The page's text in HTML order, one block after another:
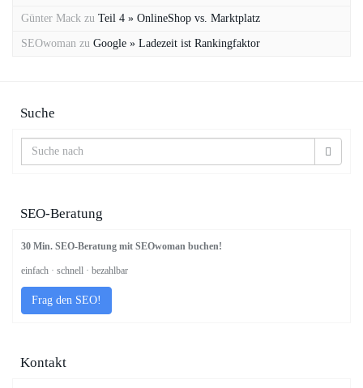
Günter Mack zu Teil 4 » OnlineShop vs. Marktplatz
SEOwoman zu Google » Ladezeit ist Rankingfaktor
Suche
SEO-Beratung
30 Min. SEO-Beratung mit SEOwoman buchen!
einfach · schnell · bezahlbar
Frag den SEO!
Kontakt